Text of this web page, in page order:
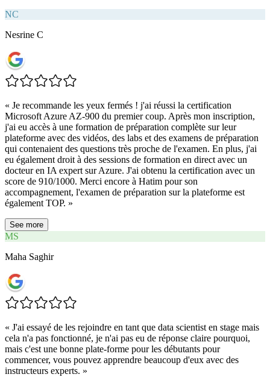
NC
Nesrine C
« Je recommande les yeux fermés ! j'ai réussi la certification
Microsoft Azure AZ-900 du premier coup. Après mon inscription,
j'ai eu accès à une formation de préparation complète sur leur
plateforme avec des vidéos, des labs et des examens de préparation
qui contenaient des questions très proche de l'examen. En plus, j'ai
eu également droit à des sessions de formation en direct avec un
docteur en IA expert sur Azure. J'ai obtenu la certification avec un
score de 910/1000. Merci encore à Hatim pour son
accompagnement, l'examen de préparation sur la plateforme est
également TOP. »
See more
MS
Maha Saghir
« J'ai essayé de les rejoindre en tant que data scientist en stage mais
cela n'a pas fonctionné, je n'ai pas eu de réponse claire pourquoi,
mais c'est une bonne plate-forme pour les débutants pour
commencer, vous pouvez apprendre beaucoup d'eux avec des
instructeurs experts. »